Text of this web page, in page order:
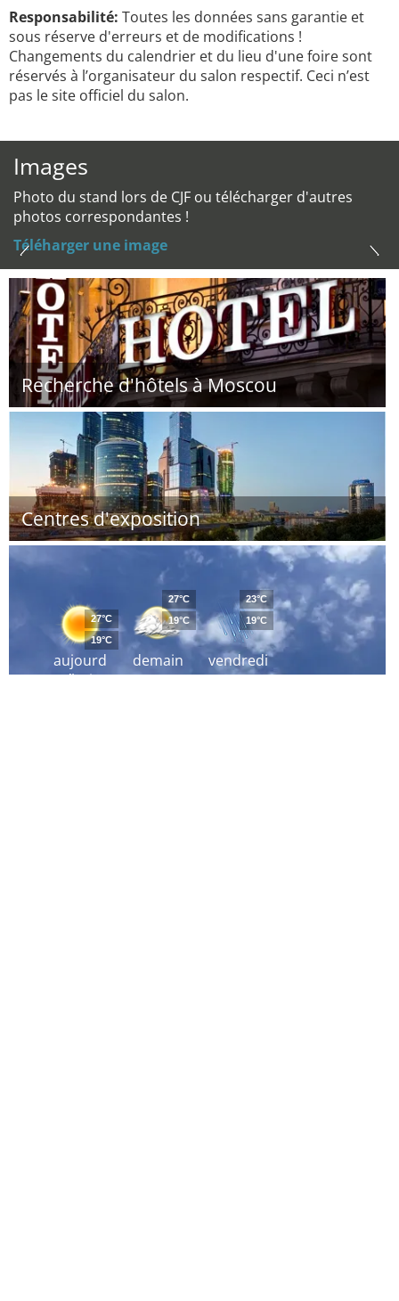
Responsabilité: Toutes les données sans garantie et
sous réserve d'erreurs et de modifications !
Changements du calendrier et du lieu d'une foire sont
réservés à l’organisateur du salon respectif. Ceci n’est
pas le site officiel du salon.
Images
Photo du stand lors de CJF ou télécharger d'autres
photos correspondantes !
Téléharger une image
Recherche d'hôtels à Moscou
Centres d'exposition
aujourd
´hui
27°C
19°C
demain
27°C
19°C
vendredi
23°C
19°C